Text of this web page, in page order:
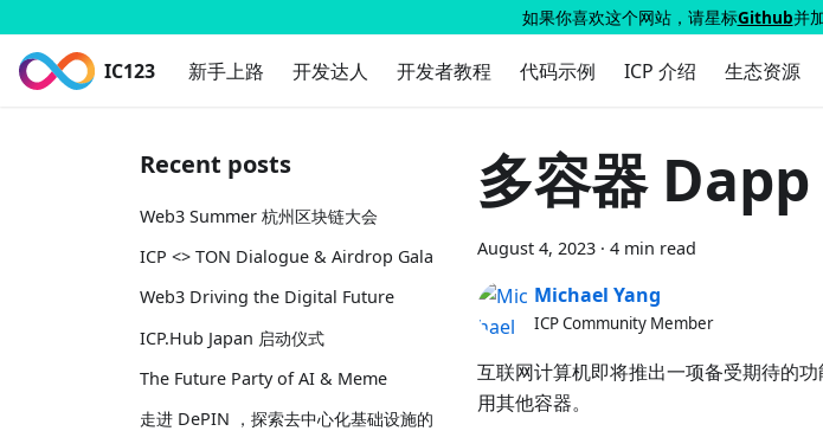
如果你喜欢这个网站，请星标Github并
IC123 新手上路 开发达人 开发者教程 代码示例 ICP 介绍 生态资源
Recent posts
Web3 Summer 杭州区块链大会
ICP <> TON Dialogue & Airdrop Gala
Web3 Driving the Digital Future
ICP.Hub Japan 启动仪式
The Future Party of AI & Meme
走进 DePIN ，探索去中心化基础设施的
多容器
August 4, 2023 · 4 min read
Michael Yang
ICP Community Member
互联网计算机即将推出一项备受期待的
用其他容器。